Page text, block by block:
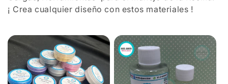
e
c
i
¡ Crea cualquier diseño con estos materiales !